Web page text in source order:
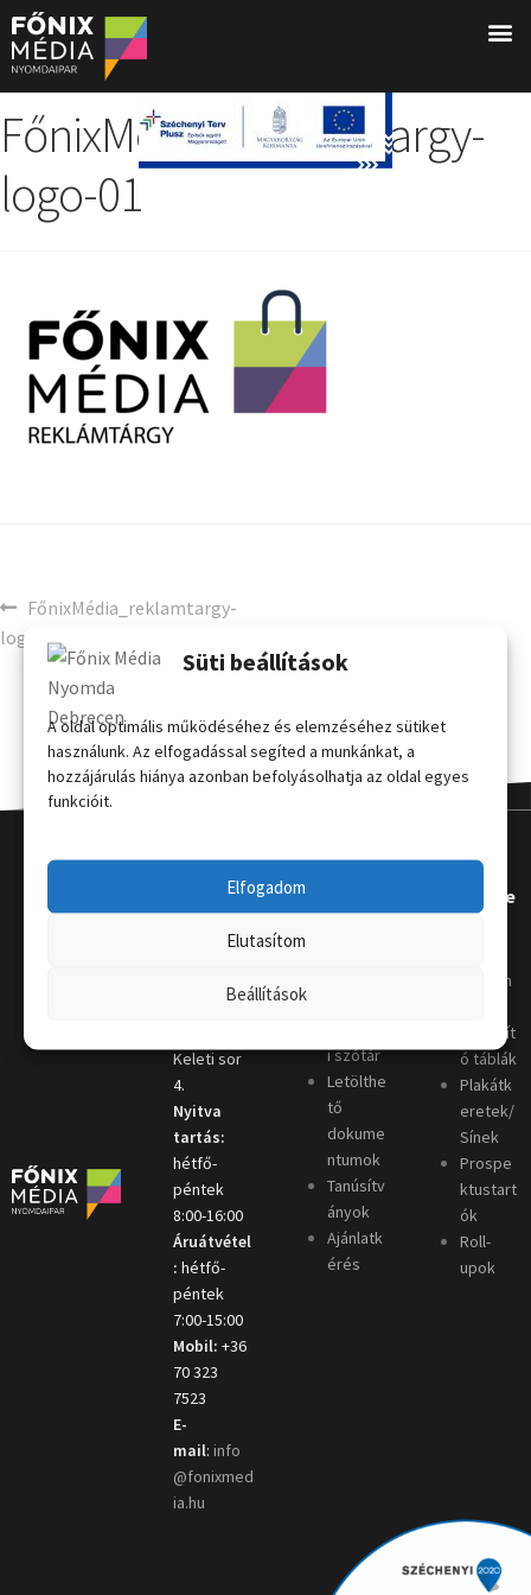
Süti beállítások
A oldal optimális működéséhez és elemzéséhez sütiket
használunk. Az elfogadással segíted a munkánkat, a
hozzájárulás hiánya azonban befolyásolhatja az oldal egyes
funkcióit.
Elfogadom
Elutasítom
Beállítások
FőnixMédia_reklamtargy-
logo-01
FőnixMédia_reklamtargy-
logo-01
Kapcsola
Keleti sor
4.
Nyitva
tartás:
hétfő-
péntek
8:00-16:00
Áruátvétel
: hétfő-
péntek
7:00-15:00
Mobil: +36
70 323
7523
E-
mail: info
@fonixmed
ia.hu
i szótár
Letölthe
tő
dokume
ntumok
Tanúsítv
ányok
Ajánlatk
érés
Terméke
Kordon
Megállít
ó táblák
Plakátk
eretek/
Sínek
Prospe
ktustart
ók
Roll-
upok